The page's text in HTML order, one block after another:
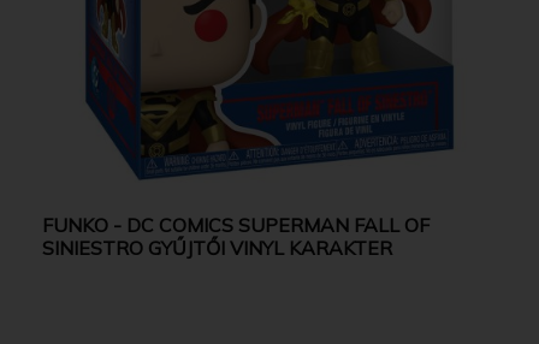
FUNKO - DC COMICS SUPERMAN FALL OF
SINIESTRO GYŰJTŐI VINYL KARAKTER